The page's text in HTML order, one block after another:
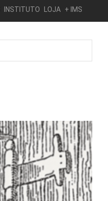
INSTITUTO LOJA + IMS